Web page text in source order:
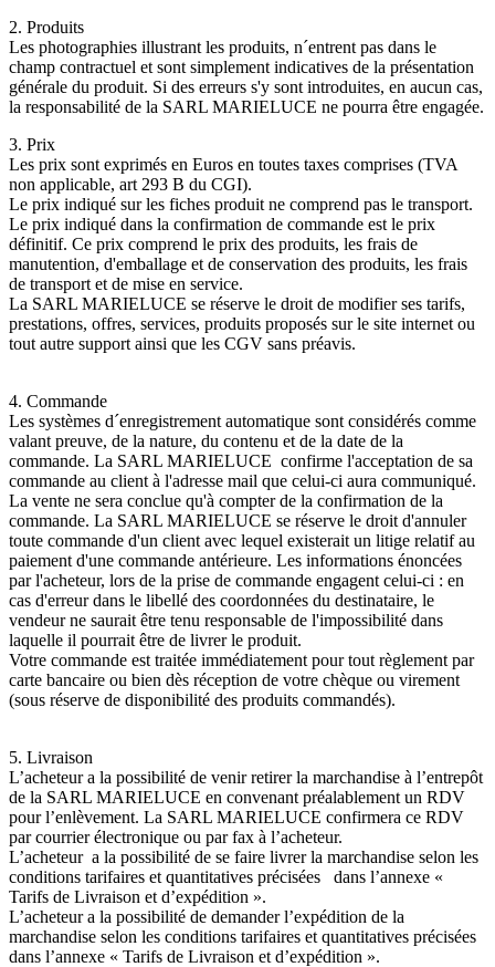
2. Produits
Les photographies illustrant les produits, n´entrent pas dans le
champ contractuel et sont simplement indicatives de la présentation
générale du produit. Si des erreurs s'y sont introduites, en aucun cas,
la responsabilité de la SARL MARIELUCE ne pourra être engagée.
3. Prix
Les prix sont exprimés en Euros en toutes taxes comprises (TVA
non applicable, art 293 B du CGI).
Le prix indiqué sur les fiches produit ne comprend pas le transport.
Le prix indiqué dans la confirmation de commande est le prix
définitif. Ce prix comprend le prix des produits, les frais de
manutention, d'emballage et de conservation des produits, les frais
de transport et de mise en service.
La SARL MARIELUCE se réserve le droit de modifier ses tarifs,
prestations, offres, services, produits proposés sur le site internet ou
tout autre support ainsi que les CGV sans préavis.
4. Commande
Les systèmes d´enregistrement automatique sont considérés comme
valant preuve, de la nature, du contenu et de la date de la
commande. La SARL MARIELUCE confirme l'acceptation de sa
commande au client à l'adresse mail que celui-ci aura communiqué.
La vente ne sera conclue qu'à compter de la confirmation de la
commande. La SARL MARIELUCE se réserve le droit d'annuler
toute commande d'un client avec lequel existerait un litige relatif au
paiement d'une commande antérieure. Les informations énoncées
par l'acheteur, lors de la prise de commande engagent celui-ci : en
cas d'erreur dans le libellé des coordonnées du destinataire, le
vendeur ne saurait être tenu responsable de l'impossibilité dans
laquelle il pourrait être de livrer le produit.
Votre commande est traitée immédiatement pour tout règlement par
carte bancaire ou bien dès réception de votre chèque ou virement
(sous réserve de disponibilité des produits commandés).
5. Livraison
L’acheteur a la possibilité de venir retirer la marchandise à l’entrepôt
de la SARL MARIELUCE en convenant préalablement un RDV
pour l’enlèvement. La SARL MARIELUCE confirmera ce RDV
par courrier électronique ou par fax à l’acheteur.
L’acheteur a la possibilité de se faire livrer la marchandise selon les
conditions tarifaires et quantitatives précisées dans l’annexe «
Tarifs de Livraison et d’expédition ».
L’acheteur a la possibilité de demander l’expédition de la
marchandise selon les conditions tarifaires et quantitatives précisées
dans l’annexe « Tarifs de Livraison et d’expédition ».